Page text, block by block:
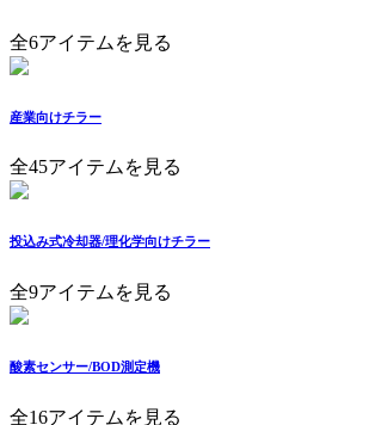
全6アイテムを見る
産業向けチラー
全45アイテムを見る
投込み式冷却器/理化学向けチラー
全9アイテムを見る
酸素センサー/BOD測定機
全16アイテムを見る